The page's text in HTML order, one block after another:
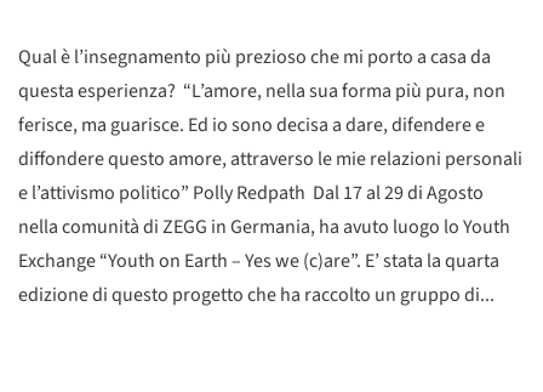
Qual è l’insegnamento più prezioso che mi porto a casa da
questa esperienza? “L’amore, nella sua forma più pura, non
ferisce, ma guarisce. Ed io sono decisa a dare, difendere e
diffondere questo amore, attraverso le mie relazioni personali
e l’attivismo politico” Polly Redpath Dal 17 al 29 di Agosto
nella comunità di ZEGG in Germania, ha avuto luogo lo Youth
Exchange “Youth on Earth – Yes we (c)are”. E’ stata la quarta
edizione di questo progetto che ha raccolto un gruppo di...